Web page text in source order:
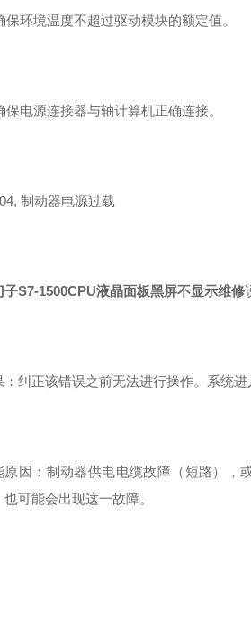
保环境温度不超过驱动模块的额定值。
保电源连接器与轴计算机正确连接。
制动器电源过载
子S7-1500CPU液晶面板黑屏不显示维修
：纠正该错误之前无法进行操作。系统进
原因：制动器供电电缆故障（短路），
也可能会出现这一故障。